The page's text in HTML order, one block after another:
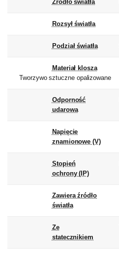
Źródło światła
Rozsył światła
Podział światła
Materiał klosza
Tworzywo sztuczne opalizowane
Odporność
udarowa
Napięcie
znamionowe (V)
Stopień
ochrony (IP)
Zawiera źródło
światła
Ze
statecznikiem